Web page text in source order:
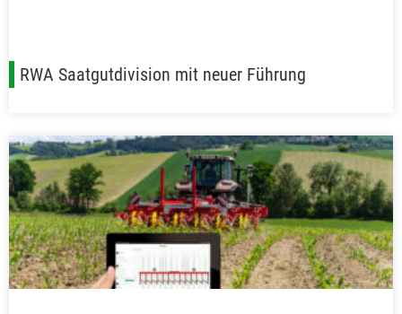
RWA Saatgutdivision mit neuer Führung